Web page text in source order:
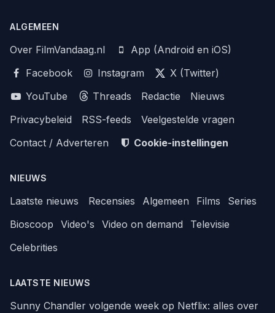
ALGEMEEN
Over FilmVandaag.nl
App (Android en iOS)
Facebook
Instagram
X (Twitter)
YouTube
Threads Redactie
Nieuws
Privacybeleid
RSS-feeds
Veelgestelde vragen
Contact / Adverteren
Cookie-instellingen
NIEUWS
Laatste nieuws Recensies Algemeen Films
Series
Bioscoop
Video's Video on demand
Televisie
Celebrities
LAATSTE NIEUWS
Sunny Chandler volgende week op Netflix: alles over